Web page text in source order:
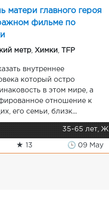
матери главного героя
фильме по
метр Химки TFP
внутреннее
который остро
в этом мире, а
отношение к
его семьи, близк...
35-65 лет, Ж
★ 13 🕒 09 May